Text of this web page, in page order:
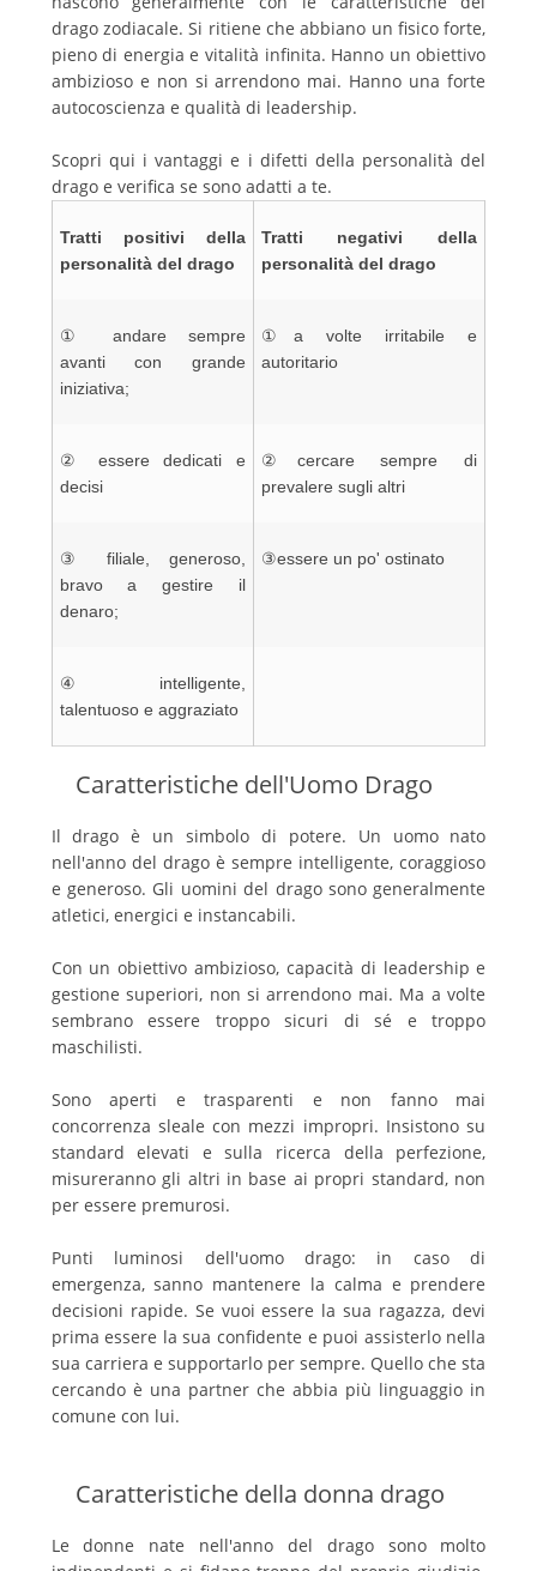
drago zodiacale. Si ritiene che abbiano un fisico forte,
pieno di energia e vitalità infinita. Hanno un obiettivo
ambizioso e non si arrendono mai. Hanno una forte
autocoscienza e qualità di leadership.
Scopri qui i vantaggi e i difetti della personalità del
drago e verifica se sono adatti a te.
Tratti positivi della
personalità del drago
Tratti negativi della
personalità del drago
① andare sempre
avanti con grande
iniziativa;
①a volte irritabile e
autoritario
② essere dedicati e
decisi
②cercare sempre di
prevalere sugli altri
③ filiale, generoso,
bravo a gestire il
denaro;
③essere un po' ostinato
④ intelligente,
talentuoso e aggraziato
Caratteristiche dell'Uomo Drago
Il drago è un simbolo di potere. Un uomo nato
nell'anno del drago è sempre intelligente, coraggioso
e generoso. Gli uomini del drago sono generalmente
atletici, energici e instancabili.
Con un obiettivo ambizioso, capacità di leadership e
gestione superiori, non si arrendono mai. Ma a volte
sembrano essere troppo sicuri di sé e troppo
maschilisti.
Sono aperti e trasparenti e non fanno mai
concorrenza sleale con mezzi impropri. Insistono su
standard elevati e sulla ricerca della perfezione,
misureranno gli altri in base ai propri standard, non
per essere premurosi.
Punti luminosi dell'uomo drago: in caso di
emergenza, sanno mantenere la calma e prendere
decisioni rapide. Se vuoi essere la sua ragazza, devi
prima essere la sua confidente e puoi assisterlo nella
sua carriera e supportarlo per sempre. Quello che sta
cercando è una partner che abbia più linguaggio in
comune con lui.
Caratteristiche della donna drago
Le donne nate nell'anno del drago sono molto